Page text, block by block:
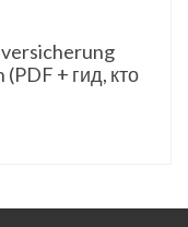
+ гид, кто